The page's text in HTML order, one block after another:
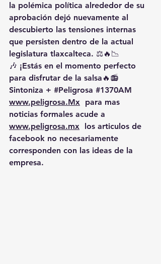
la polémica política alrededor de su
aprobación dejó nuevamente al
descubierto las tensiones internas
que persisten dentro de la actual
legislatura tlaxcalteca. ⚖️🔥📉
🎶 ¡Estás en el momento perfecto
para disfrutar de la salsa🔥📻
Sintoniza + #Peligrosa #1370AM
www.peligrosa.Mx para mas
noticias formales acude a
www.peligrosa.mx los articulos de
facebook no necesariamente
corresponden con las ideas de la
empresa.